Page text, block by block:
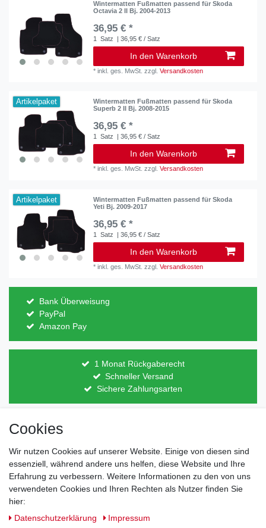
Wintermatten Fußmatten passend für Skoda
Octavia 2 II Bj. 2004-2013
36,95 € *
1 Satz | 36,95 € / Satz
In den Warenkorb
*inkl. ges. MwSt. zzgl.Versandkosten
Artikelpaket
Wintermatten Fußmatten passend für Skoda
Superb 2 II Bj. 2008-2015
36,95 € *
1 Satz | 36,95 € / Satz
In den Warenkorb
*inkl. ges. MwSt. zzgl.Versandkosten
Artikelpaket
Wintermatten Fußmatten passend für Skoda
Yeti Bj. 2009-2017
36,95 € *
1 Satz | 36,95 € / Satz
In den Warenkorb
*inkl. ges. MwSt. zzgl.Versandkosten
Bank Überweisung
PayPal
Amazon Pay
1 Monat Rückgaberecht
Schneller Versand
Sichere Zahlungsarten
Direkt vom Hersteller
Lagerware
Cookies
Wir nutzen Cookies auf unserer Website. Einige von diesen sind
essenziell, während andere uns helfen, diese Website und Ihre
Erfahrung zu verbessern. Weitere Informationen zu den von uns
verwendeten Cookies und Ihren Rechten als Nutzer finden Sie
hier:
Daten­schutz­erklärung
Impressum